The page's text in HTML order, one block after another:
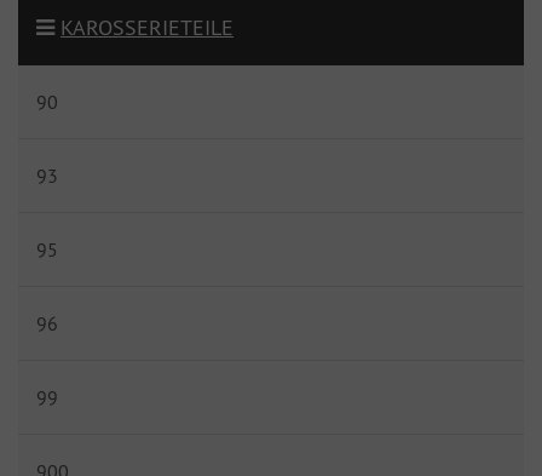
KAROSSERIETEILE
90
93
95
96
99
900